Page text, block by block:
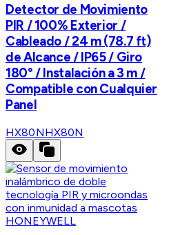
Detector de Movimiento
PIR / 100% Exterior /
Cableado / 24 m (78.7 ft)
de Alcance / IP65 / Giro
180° / Instalación a 3 m /
Compatible con Cualquier
Panel
HX80NHX80N
HONEYWELL